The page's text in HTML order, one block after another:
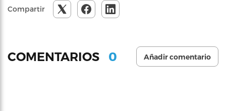
Compartir
COMENTARIOS 0 Añadir comentario